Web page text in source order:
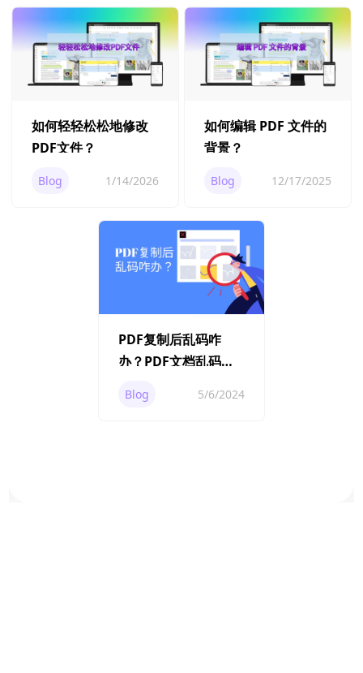
如何轻轻松松地修改
PDF文件？
Blog 1/14/2026
如何编辑 PDF 文件的
背景？
Blog 12/17/2025
PDF复制后乱码咋
办？PDF文档乱码解
Blog 5/6/2024